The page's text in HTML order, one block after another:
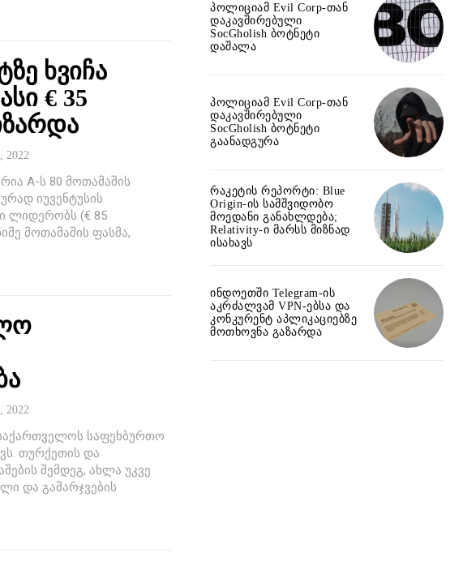
ხვიჩა
€ 35
2022
A-ს 80 მოთამაშის
იუვენტუსის
ლიდერობს (€ 85
მოთამაშის ფასმა,
2022
საფეხბურთო
თურქეთის და
შემდეგ, ახლა უკვე
და გამარჯვების
პოლიციამ Evil Corp-თან
დაკავშირებული
SocGholish ბოტნეტი
დაშალა
პოლიციამ Evil Corp-თან
დაკავშირებული
SocGholish ბოტნეტი
გაანადგურა
რაკეტის რეპორტი: Blue
Origin-ის სამშვიდობო
მოედანი განახლდება;
Relativity-ი მარსს მიზნად
ისახავს
ინდოეთში Telegram-ის
აკრძალვამ VPN-ებსა და
კონკურენტ აპლიკაციებზე
მოთხოვნა გაზარდა